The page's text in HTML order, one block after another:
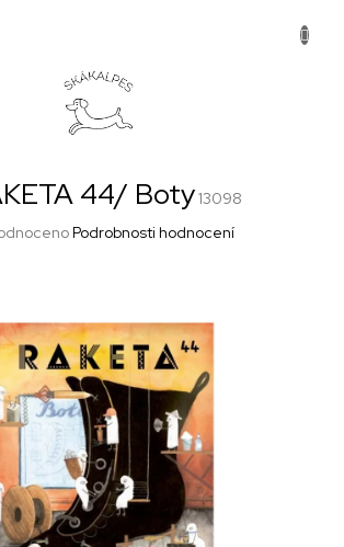
44/ Boty13098
Podrobnosti hodnocení